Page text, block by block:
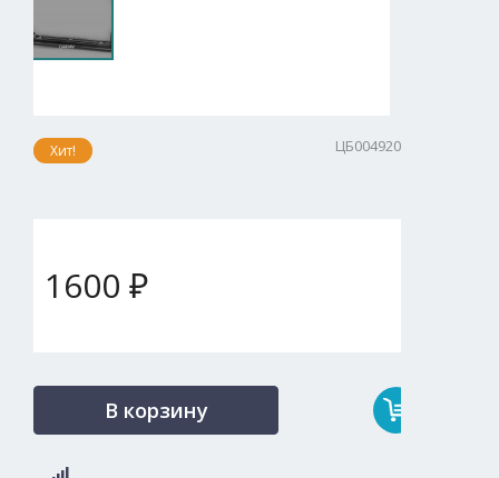
Хит! ЦБ004920
1600 ₽
В корзину